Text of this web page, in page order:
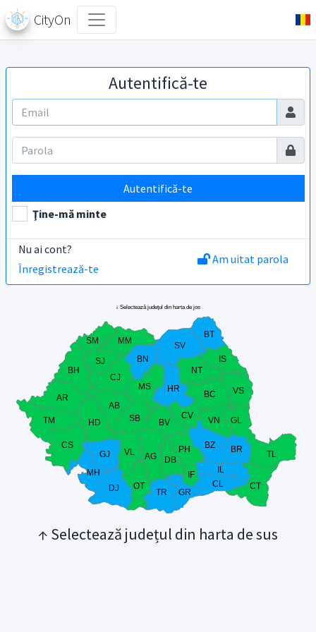
CityOn
Autentifică-te
Ţine-mă minte
Autentifică-te
Nu ai cont?
Înregistrează-te
Am uitat parola
↓ Selectează județul din harta de jos
IF
BR
SB
BV
CV
VL
HD
AB
AR
TM
CS
GJ
MH
BH
CJ
SJ
SM MM
BN
MS HR
NT
BC VS
GL
VN
IS
SV
BT
DJ
OT
TR
GR
CL
IL
CT
AG DB
PH
TL
BZ
↑ Selectează județul din harta de sus